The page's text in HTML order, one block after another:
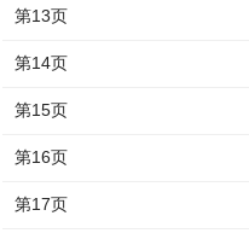
第13页
第14页
第15页
第16页
第17页